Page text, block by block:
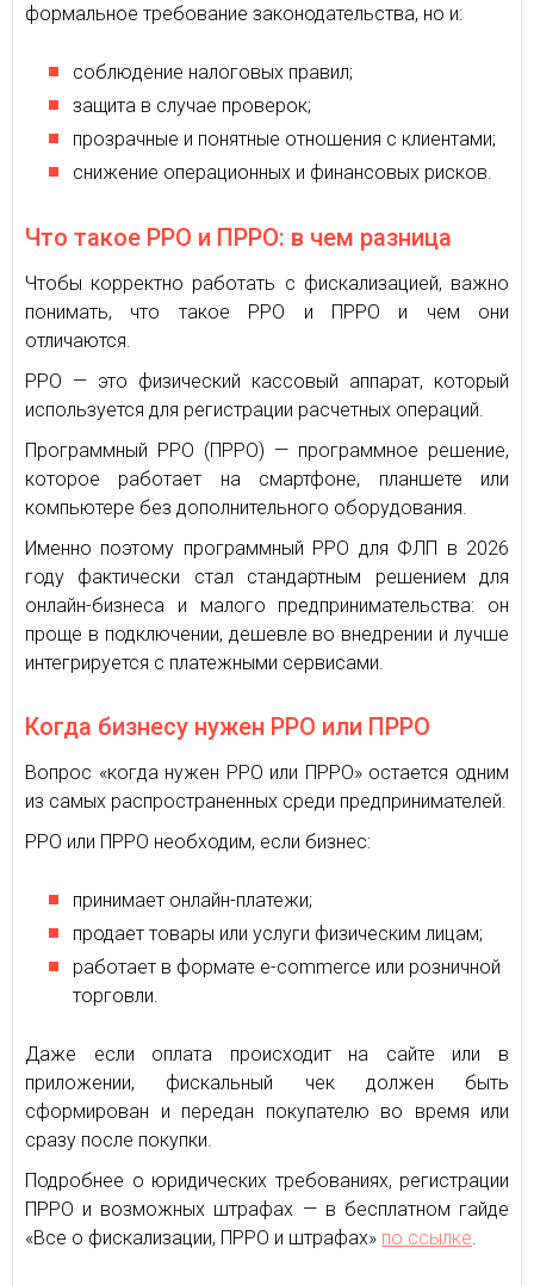
формальное требование законодательства, но и:
соблюдение налоговых правил;
защита в случае проверок;
прозрачные и понятные отношения с клиентами;
снижение операционных и финансовых рисков.
Что такое РРО и ПРРО: в чем разница
Чтобы корректно работать с фискализацией, важно
понимать, что такое РРО и ПРРО и чем они
отличаются.
РРО — это физический кассовый аппарат, который
используется для регистрации расчетных операций.
Программный РРО (ПРРО) — программное решение,
которое работает на смартфоне, планшете или
компьютере без дополнительного оборудования.
Именно поэтому программный РРО для ФЛП в 2026
году фактически стал стандартным решением для
онлайн-бизнеса и малого предпринимательства: он
проще в подключении, дешевле во внедрении и лучше
интегрируется с платежными сервисами.
Когда бизнесу нужен РРО или ПРРО
Вопрос «когда нужен РРО или ПРРО» остается одним
из самых распространенных среди предпринимателей.
РРО или ПРРО необходим, если бизнес:
принимает онлайн-платежи;
продает товары или услуги физическим лицам;
работает в формате e-commerce или розничной
торговли.
Даже если оплата происходит на сайте или в
приложении, фискальный чек должен быть
сформирован и передан покупателю во время или
сразу после покупки.
Подробнее о юридических требованиях, регистрации
ПРРО и возможных штрафах — в бесплатном гайде
«Все о фискализации, ПРРО и штрафах» по ссылке